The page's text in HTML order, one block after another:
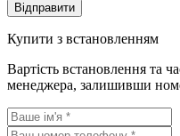
Вiдправити
Купити з встановленням
Вартість встановлення та
менеджера, залишивши